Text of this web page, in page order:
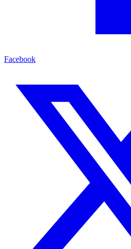
Facebook